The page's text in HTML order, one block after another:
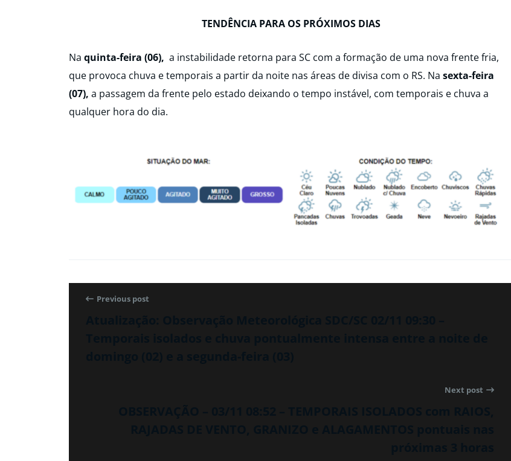
TENDÊNCIA PARA OS PRÓXIMOS DIAS
Na quinta-feira (06), a instabilidade retorna para SC com a formação de uma nova frente fria,
que provoca chuva e temporais a partir da noite nas áreas de divisa com o RS. Na sexta-feira
(07), a passagem da frente pelo estado deixando o tempo instável, com temporais e chuva a
qualquer hora do dia.
Previous post
Next post